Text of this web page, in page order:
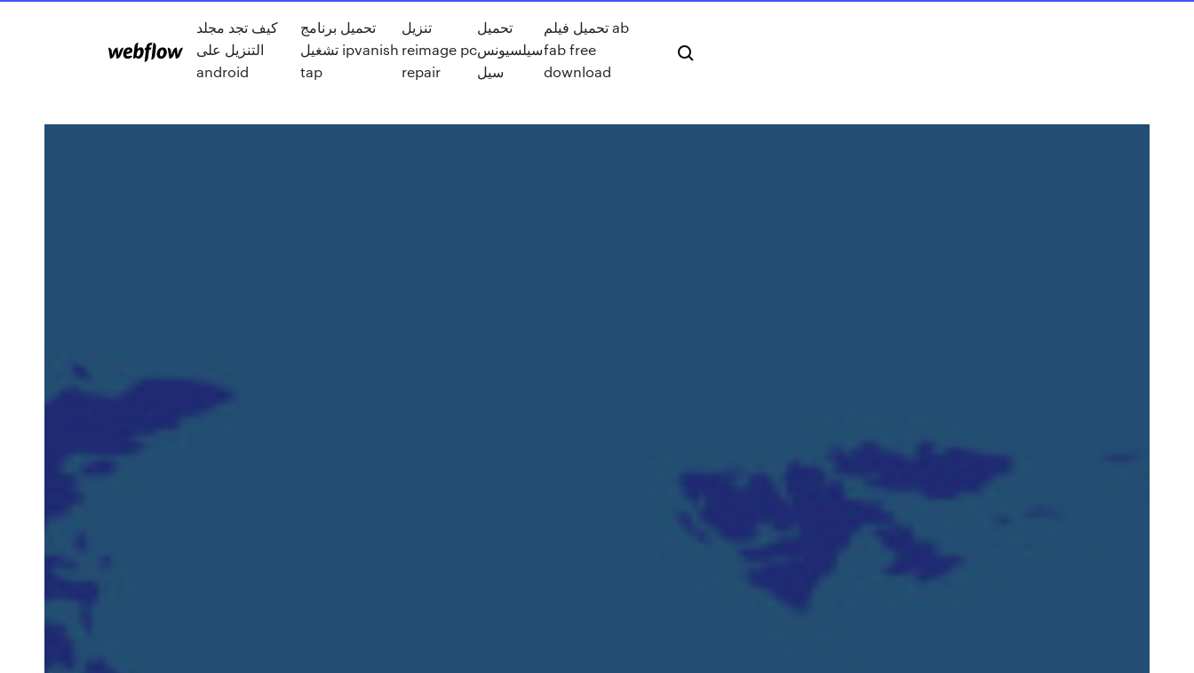
كيف تجد مجلد
التنزيل على
android
تحميل برنامج
تشغيل ipvanish
tap
تنزيل
reimage pc
repair
تحميل
سيلسيونس
سيل
تحميل فيلم ab
fab free
download